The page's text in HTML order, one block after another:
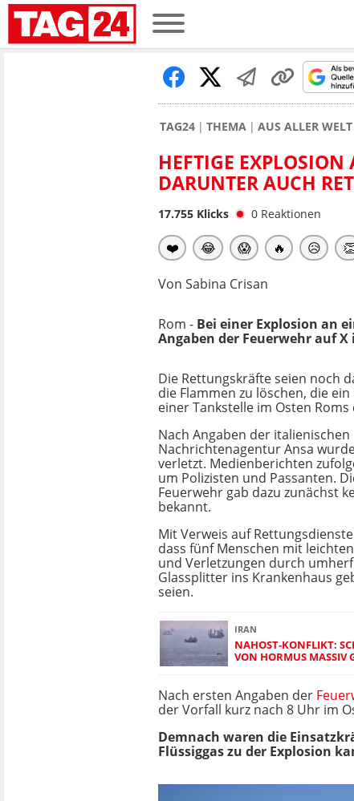
TAG24 THEMA AUS ALLER WELT
HEFTIGE EXPLOSION
DARUNTER AUCH
17.755 Klicks 0 Reaktionen
❤️ 😂 😱 🔥 😥 👏
Von Sabina Crisan
Rom - Bei einer Explosion an
Angaben der Feuerwehr auf
Die Rettungskräfte seien noch
die Flammen zu löschen, die
einer Tankstelle im Osten
Nach Angaben der italienischen
Nachrichtenagentur Ansa
verletzt. Medienberichten
um Polizisten und Passanten.
Feuerwehr gab dazu zunächst
bekannt.
Mit Verweis auf
dass fünf Menschen mit
und Verletzungen durch
Glassplitter ins Krankenhaus
seien.
IRAN
NAHOST-KONFLIKT:
ON HORMUS MASSIV
Nach ersten Angaben der
der Vorfall kurz nach 8 Uhr im
Demnach waren die
Flüssiggas zu der Explosion